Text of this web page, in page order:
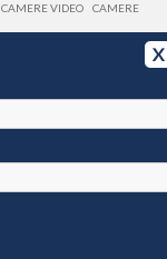
X
CAMERE VIDEO
CAMERE